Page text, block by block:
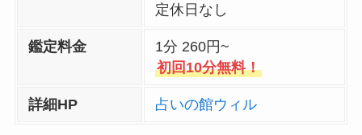
定休日なし
鑑定料金
1分 260円~
初回10分無料！
詳細HP 占いの館ウィル